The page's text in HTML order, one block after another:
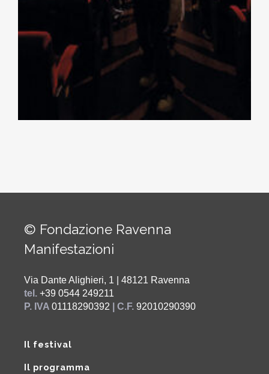
© Fondazione Ravenna
Manifestazioni
Via Dante Alighieri, 1 | 48121 Ravenna
tel. +39 0544 249211
P. IVA 01118290392 | C.F. 92010290390
Il festival
Il programma